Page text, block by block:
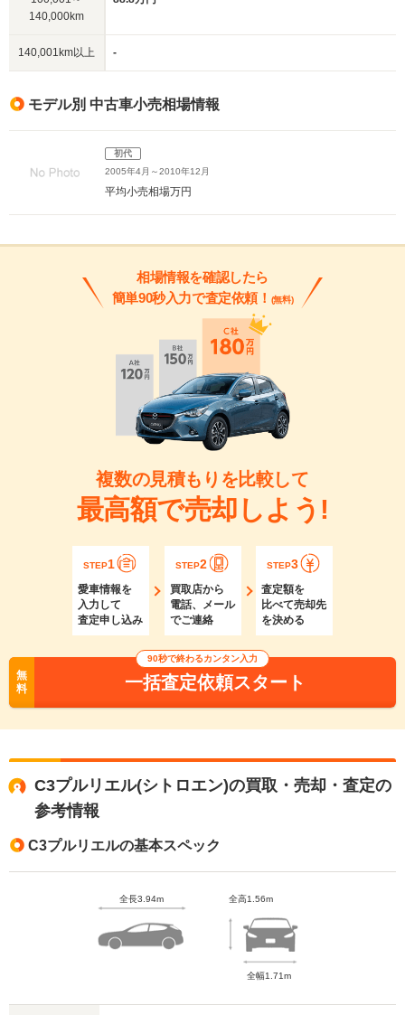
140,000km
140,001km以上 -
モデル別 中古車小売相場情報
初代
2005年4月～2010年12月
平均小売相場万円
相場情報を確認したら
簡単90秒入力で査定依頼！ (無料)
複数の見積もりを比較して
最高額で売却しよう!
STEP1
愛車情報を
入力して
査定申し込み
STEP2
買取店から
電話、メール
でご連絡
STEP3
査定額を
比べて売却先
を決める
無
料
90秒で終わるカンタン入力
一括査定依頼スタート
C3プルリエル(シトロエン)の買取・売却・査定の
参考情報
C3プルリエルの基本スペック
全長3.94m 全高1.56m
全幅1.71m